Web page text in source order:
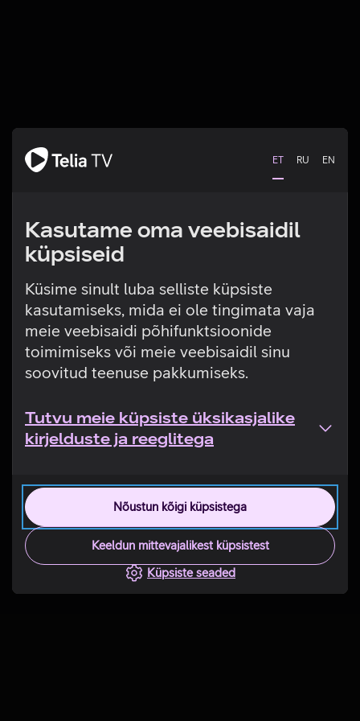
ET RU EN
Kasutame oma veebisaidil
küpsiseid
Küsime sinult luba selliste küpsiste
kasutamiseks, mida ei ole tingimata vaja
meie veebisaidi põhifunktsioonide
toimimiseks või meie veebisaidil sinu
soovitud teenuse pakkumiseks.
Tutvu meie küpsiste üksikasjalike
kirjelduste ja reeglitega
Nõustun kõigi küpsistega
Keeldun mittevajalikest küpsistest
Küpsiste seaded
Tehniline viga